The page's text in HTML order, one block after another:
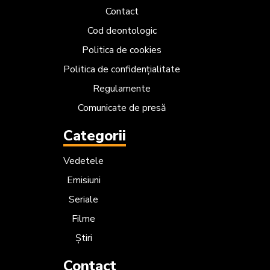
Contact
Cod deontologic
Politica de cookies
Politica de confidențialitate
Regulamente
Comunicate de presă
Categorii
Vedetele
Emisiuni
Seriale
Filme
Știri
Contact